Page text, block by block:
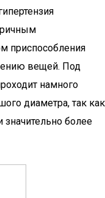
приспособления
вещей. Под
намного
диаметра, так как
значительно более